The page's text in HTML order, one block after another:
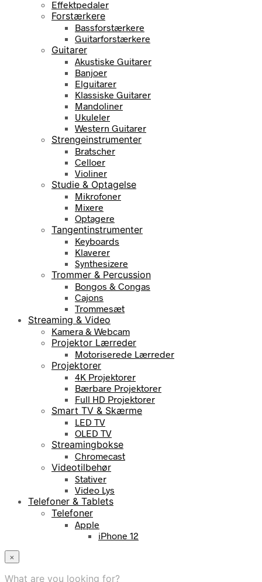
Effektpedaler
Forstærkere
Bassforstærkere
Guitarforstærkere
Guitarer
Akustiske Guitarer
Banjoer
Elguitarer
Klassiske Guitarer
Mandoliner
Ukuleler
Western Guitarer
Strengeinstrumenter
Bratscher
Celloer
Violiner
Studie & Optagelse
Mikrofoner
Mixere
Optagere
Tangentinstrumenter
Keyboards
Klaverer
Synthesizere
Trommer & Percussion
Bongos & Congas
Cajons
Trommesæt
Streaming & Video
Kamera & Webcam
Projektor Lærreder
Motoriserede Lærreder
Projektorer
4K Projektorer
Bærbare Projektorer
Full HD Projektorer
Smart TV & Skærme
LED TV
OLED TV
Streamingbokse
Chromecast
Videotilbehør
Stativer
Video Lys
Telefoner & Tablets
Telefoner
Apple
iPhone 12
×
What are you looking for?